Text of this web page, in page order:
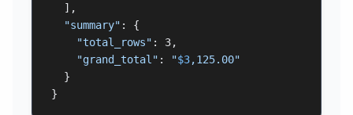
  ],
"summary" : {
"total_rows" : 3,
"grand_total" : "$3,125.00"
  }
}